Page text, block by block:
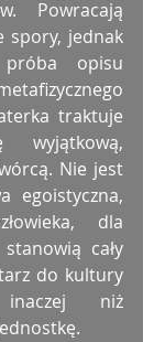
Powracają
spory, jednak
próba opisu
traktuje
Nie jest
egoistyczna,
dla
cały
do kultury
niż